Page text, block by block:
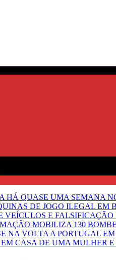
HÁ QUASE UMA SEMANA
DE JOGO ILEGAL EM
VEÍCULOS E
MOBILIZA 130
NA VOLTA A PORTUGAL
CASA DE UMA MULHER